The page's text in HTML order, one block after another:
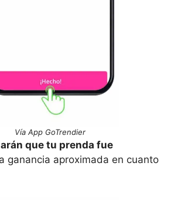
Vía App GoTrendier
que tu prenda fue
ganancia aproximada en cuanto